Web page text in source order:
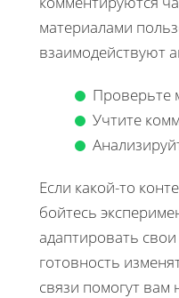
материалами
взаимодействуют
Проверьте
Учтите
Если какой-то
бойтесь
адаптировать
готовность
связи помогут